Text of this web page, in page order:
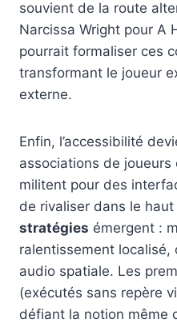
souvient de la route
Narcissa Wright pour A
pourrait formaliser ces
transformant le joueur
externe.
Enfin, l’accessibilité
associations de
militent pour des
de rivaliser dans le
stratégies émergent :
ralentissement localisé,
audio spatiale. Les
(exécutés sans repère
défiant la notion même